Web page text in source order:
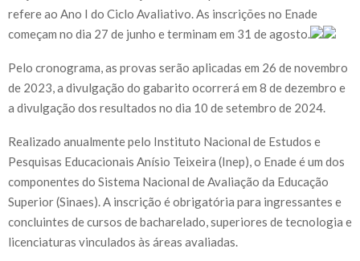
refere ao Ano I do Ciclo Avaliativo. As inscrições no Enade
começam no dia 27 de junho e terminam em 31 de agosto.
Pelo cronograma, as provas serão aplicadas em 26 de novembro
de 2023, a divulgação do gabarito ocorrerá em 8 de dezembro e
a divulgação dos resultados no dia 10 de setembro de 2024.
Realizado anualmente pelo Instituto Nacional de Estudos e
Pesquisas Educacionais Anísio Teixeira (Inep), o Enade é um dos
componentes do Sistema Nacional de Avaliação da Educação
Superior (Sinaes). A inscrição é obrigatória para ingressantes e
concluintes de cursos de bacharelado, superiores de tecnologia e
licenciaturas vinculados às áreas avaliadas.